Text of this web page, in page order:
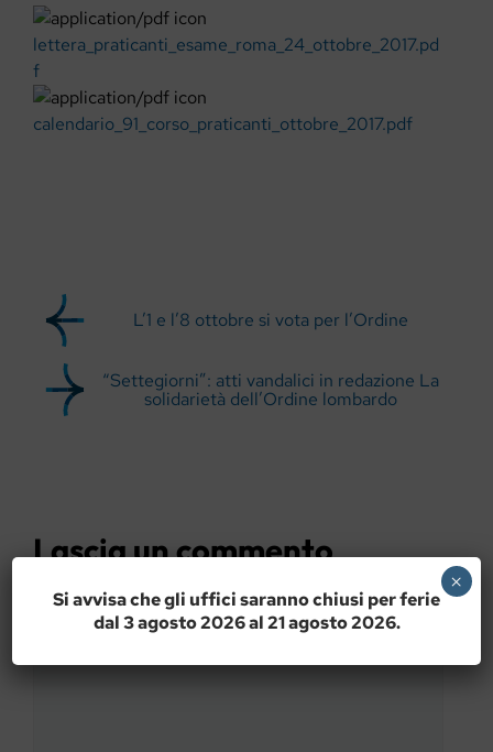
lettera_praticanti_esame_roma_24_ottobre_2017.pd
f
calendario_91_corso_praticanti_ottobre_2017.pdf
L’1 e l’8 ottobre si vota per l’Ordine
“Settegiorni”: atti vandalici in redazione La
solidarietà dell’Ordine lombardo
Lascia un commento
Commento
Si avvisa che gli uffici saranno chiusi per ferie
dal 3 agosto 2026 al 21 agosto 2026.
×